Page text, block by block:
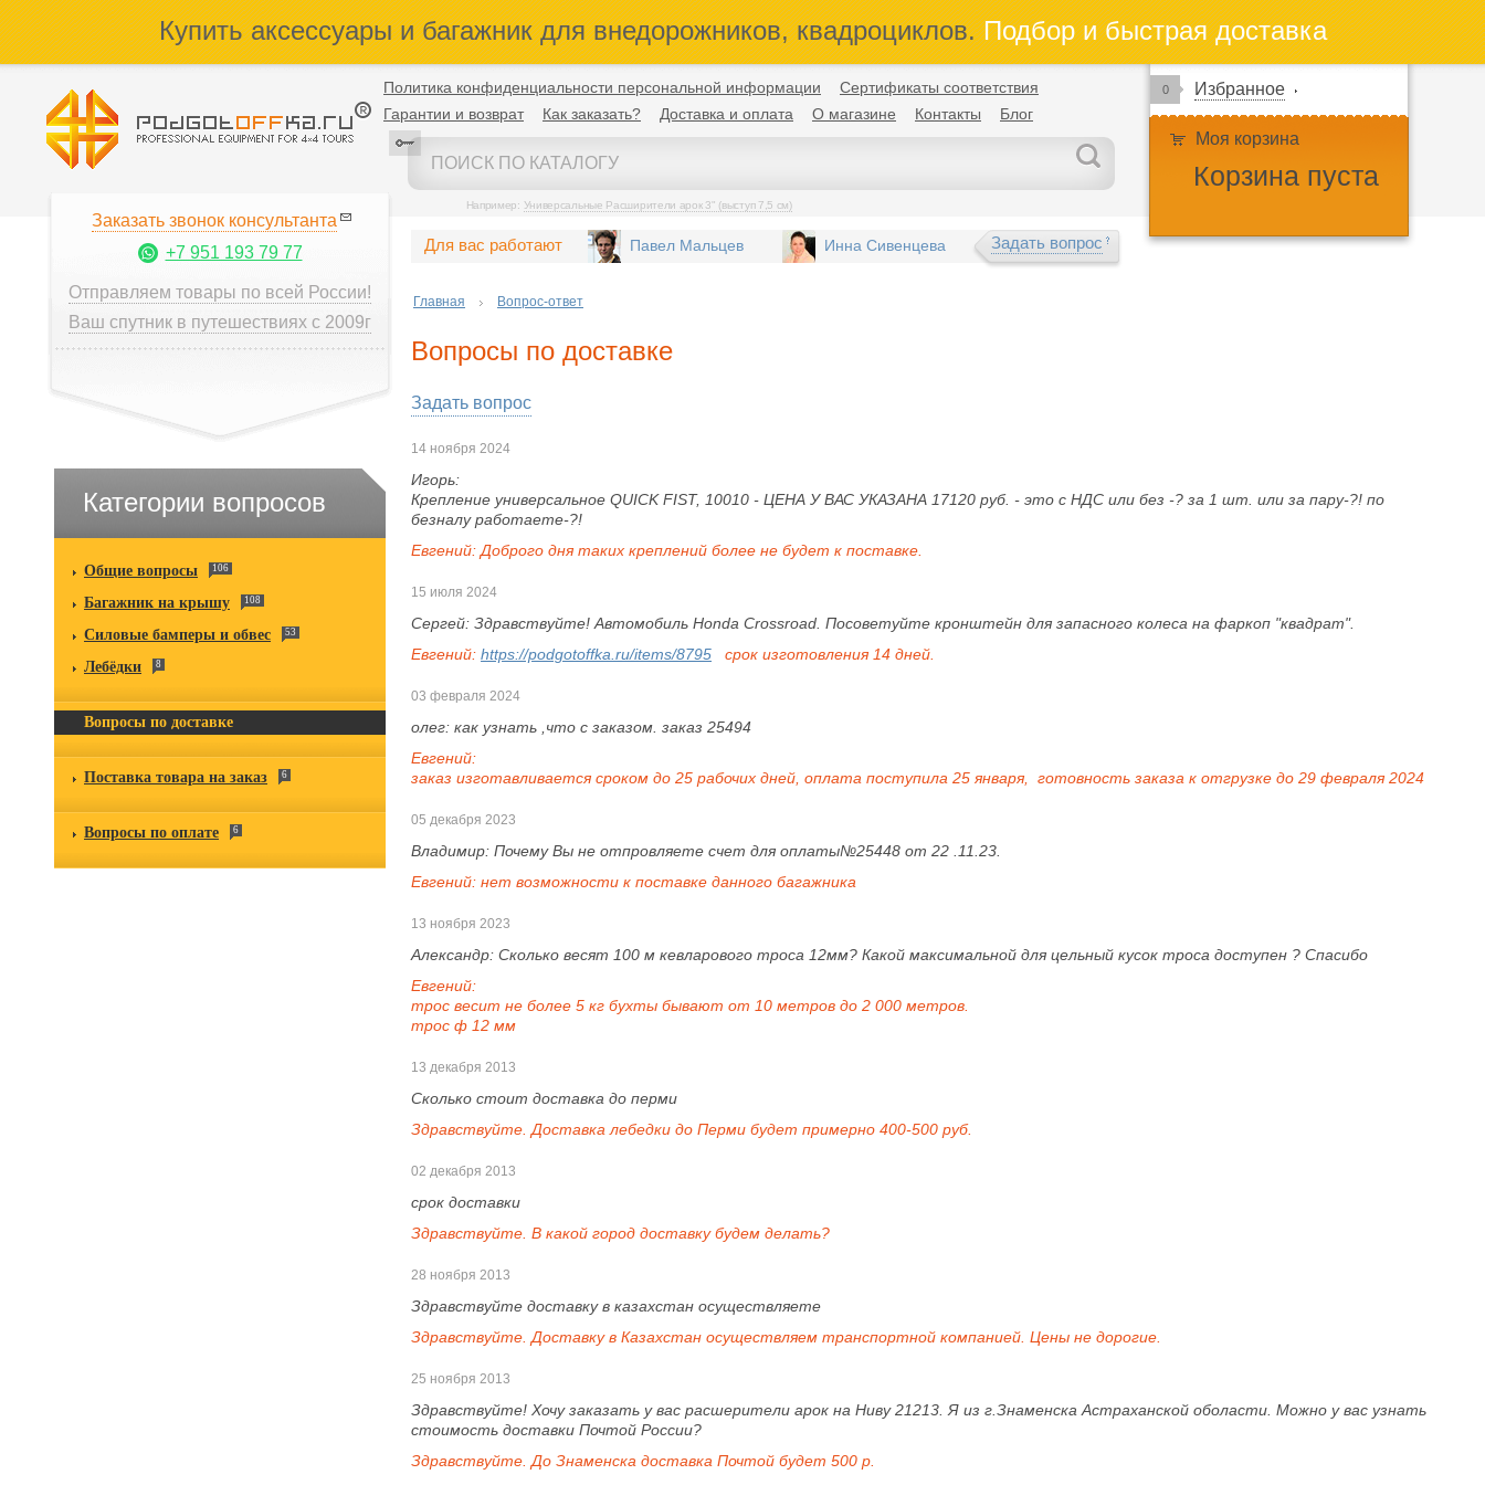
Купить аксессуары и багажник для внедорожников, квадроциклов.Подбор и быстрая доставка
Политика конфиденциальности персональной информации
Сертификаты соответствия
Гарантии и возврат
Как заказать? Доставка и оплата О магазине Контакты Блог
Например: Универсальные Расширители арок 3" (выступ 7,5 см)
0 Избранное
Моя корзина
Корзина пуста
Заказать звонок консультанта
+7 951 193 79 77
Отправляем товары по всей России!
Ваш спутник в путешествиях с 2009г
Категории вопросов
Общие вопросы 106
Багажник на крышу 108
Силовые бамперы и обвес 53
Лебёдки 8
Вопросы по доставке
Поставка товара на заказ 6
Вопросы по оплате 6
Для вас работают Павел Мальцев Инна Сивенцева Задать вопрос
Главная Вопрос-ответ
Вопросы по доставке
Задать вопрос
14 ноября 2024
Игорь:
Крепление универсальное QUICK FIST, 10010 - ЦЕНА У ВАС УКАЗАНА 17120 руб. - это с НДС или без -? за 1 шт. или за пару-?! по
безналу работаете-?!
Евгений: Доброго дня таких креплений более не будет к поставке.
15 июля 2024
Сергей: Здравствуйте! Автомобиль Honda Crossroad. Посоветуйте кронштейн для запасного колеса на фаркоп "квадрат".
Евгений: https://podgotoffka.ru/items/8795 срок изготовления 14 дней.
03 февраля 2024
олег: как узнать ,что с заказом. заказ 25494
Евгений:
заказ изготавливается сроком до 25 рабочих дней, оплата поступила 25 января, готовность заказа к отгрузке до 29 февраля 2024
05 декабря 2023
Владимир: Почему Вы не отпровляете счет для оплаты№25448 от 22 .11.23.
Евгений: нет возможности к поставке данного багажника
13 ноября 2023
Александр: Сколько весят 100 м кевларового троса 12мм? Какой максимальной для цельный кусок троса доступен ? Спасибо
Евгений:
трос весит не более 5 кг бухты бывают от 10 метров до 2 000 метров.
трос ф 12 мм
13 декабря 2013
Сколько стоит доставка до перми
Здравствуйте. Доставка лебедки до Перми будет примерно 400-500 руб.
02 декабря 2013
срок доставки
Здравствуйте. В какой город доставку будем делать?
28 ноября 2013
Здравствуйте доставку в казахстан осуществляете
Здравствуйте. Доставку в Казахстан осуществляем транспортной компанией. Цены не дорогие.
25 ноября 2013
Здравствуйте! Хочу заказать у вас расшерители арок на Ниву 21213. Я из г.Знаменска Астраханской оболасти. Можно у вас узнать
стоимость доставки Почтой России?
Здравствуйте. До Знаменска доставка Почтой будет 500 р.